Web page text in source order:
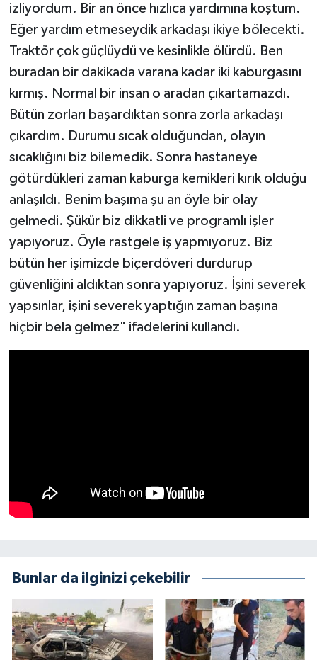
izliyordum. Bir an önce hızlıca yardımına koştum.
Eğer yardım etmeseydik arkadaşı ikiye bölecekti.
Traktör çok güçlüydü ve kesinlikle ölürdü. Ben
buradan bir dakikada varana kadar iki kaburgasını
kırmış. Normal bir insan o aradan çıkartamazdı.
Bütün zorları başardıktan sonra zorla arkadaşı
çıkardım. Durumu sıcak olduğundan, olayın
sıcaklığını biz bilemedik. Sonra hastaneye
götürdükleri zaman kaburga kemikleri kırık olduğu
anlaşıldı. Benim başıma şu an öyle bir olay
gelmedi. Şükür biz dikkatli ve programlı işler
yapıyoruz. Öyle rastgele iş yapmıyoruz. Biz
bütün her işimizde biçerdöveri durdurup
güvenliğini aldıktan sonra yapıyoruz. İşini severek
yapsınlar, işini severek yaptığın zaman başına
hiçbir bela gelmez" ifadelerini kullandı.
Bunlar da ilginizi çekebilir